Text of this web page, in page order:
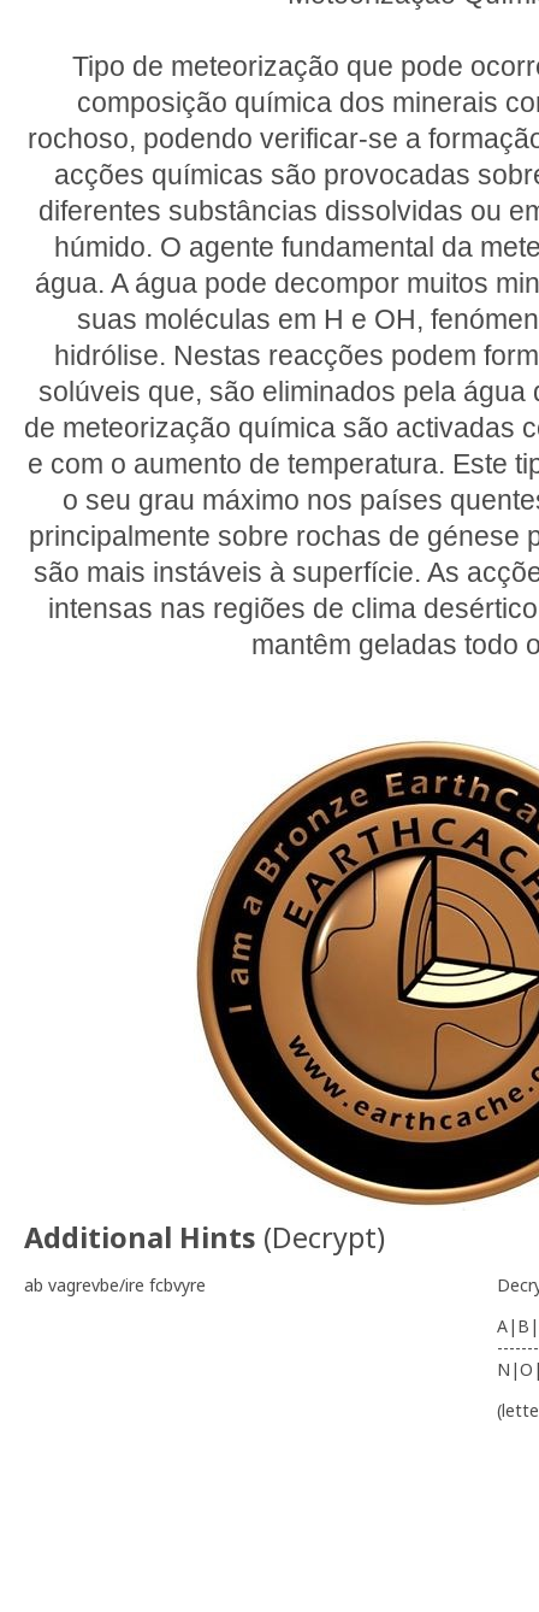
Tipo de meteorização que pode
composição química dos minerais
rochoso, podendo verificar-se a
acções químicas são provocadas
diferentes substâncias dissolvidas ou
húmido. O agente fundamental da
água. A água pode decompor muitos
suas moléculas em H e OH,
hidrólise. Nestas reacções podem
solúveis que, são eliminados pela água
de meteorização química são activadas
e com o aumento de temperatura. Este
o seu grau máximo nos países
principalmente sobre rochas de génese
são mais instáveis à superfície. As
intensas nas regiões de clima
mantêm geladas todo
Additional Hints (Decrypt)
ab vagrevbe/ire fcbvyre